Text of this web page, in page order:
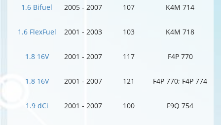
1.6 Bifuel 2005 - 2007 107 K4M 714
1.6 FlexFuel 2001 - 2003 103 K4M 718
1.8 16V 2001 - 2007 117 F4P 770
1.8 16V 2001 - 2007 121 F4P 770; F4P 774
1.9 dCi 2001 - 2007 100 F9Q 754